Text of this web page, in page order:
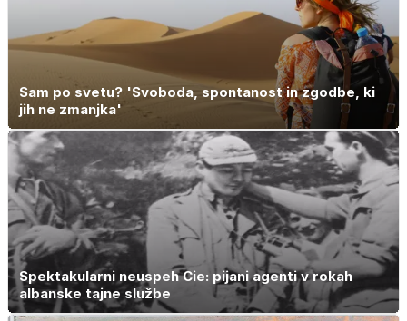
Sam po svetu? 'Svoboda, spontanost in zgodbe, ki
jih ne zmanjka'
Spektakularni neuspeh Cie: pijani agenti v rokah
albanske tajne službe